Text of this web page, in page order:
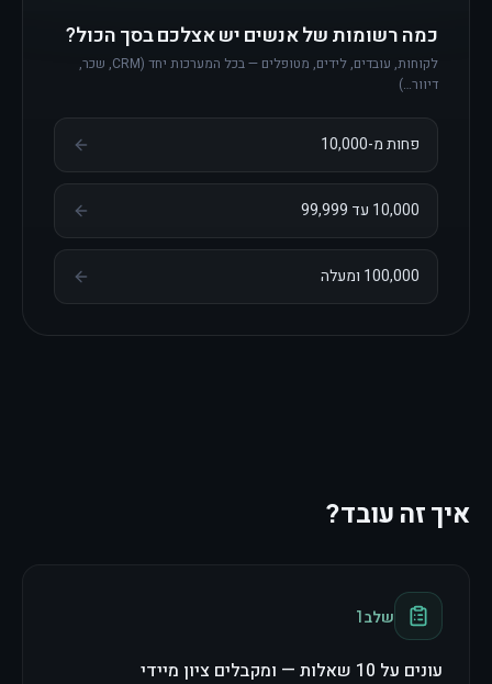
כמה רשומות של אנשים יש אצלכם בסך הכול?
לקוחות, עובדים, לידים, מטופלים — בכל המערכות יחד (CRM, שכר,
דיוור…)
פחות מ-10,000
10,000 עד 99,999
100,000 ומעלה
איך זה עובד?
שלב1
עונים על 10 שאלות — ומקבלים ציון מיידי